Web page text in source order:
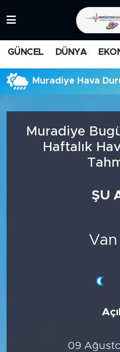
GÜNCEL DÜNYA
Muradiye Hava
Muradiye
Haftalık
ŞU
Van
09
FİNANS
BİLİM-TEKNOLOJİ
Süper Lig Puan
Tüm Manşetler
Son Dakika Haberleri